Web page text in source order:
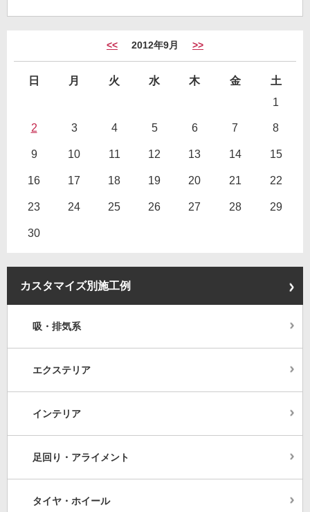
<< 2012年9月 >>
日 月 火 水 木 金
土
1
2 3 4 5 6 7 8
9 10 11 12 13 14 15
16 17 18 19 20 21 22
23 24 25 26 27 28 29
30
カスタマイズ別施工例
吸・排気系
エクステリア
インテリア
足回り・アライメント
タイヤ・ホイール